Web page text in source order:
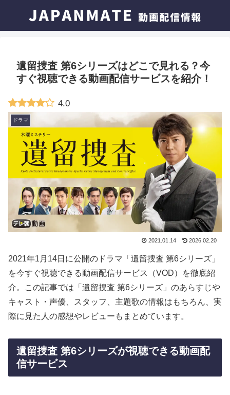
遺留捜査 第6シリーズはどこで見れる？今
すぐ視聴できる動画配信サービスを紹介！
4.0
ドラマ
2021.01.14 2026.02.20
2021年1月14日に公開のドラマ「遺留捜査 第6シリーズ」
を今すぐ視聴できる動画配信サービス（VOD）を徹底紹
介。この記事では「遺留捜査 第6シリーズ」のあらすじや
キャスト・声優、スタッフ、主題歌の情報はもちろん、実
際に見た人の感想やレビューもまとめています。
遺留捜査 第6シリーズが視聴できる動画配
信サービス